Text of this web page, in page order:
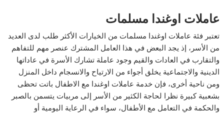
عاملات اوغندا مسلمات
تعتبر فئة عاملات اوغندا مسلمات من الخيارات الأكثر طلب لدى العديد
من الأسر، إذ يجد البعض في هذا العامل المشترك عنصر مهم للتفاهم
والتقارب في العادات والقيم وجود عاملة تشارك الأسرة في عاداتها
الدينية والاجتماعية يخلق أجواء من الارتياح والانسجام داخل المنزل
ومن ناحية أخرى، فإن خدمة عاملات اوغندا مع الاطفال باتت تحظى
بشعبية كبيرة نظرا لحاجة الكثير من الأسر إلى مربيات يتسمن بالصبر
والحكمة في التعامل مع الأطفال، سواء في الرعاية اليومية أو